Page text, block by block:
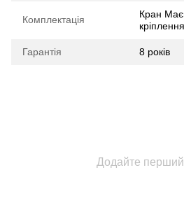
Комплектація
Кран
кріплення
Гарантія 8 років
Додайте перший